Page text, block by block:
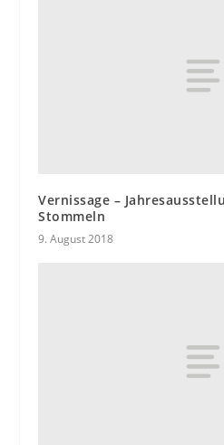
Vernissage –
Stommeln
9. August 2018